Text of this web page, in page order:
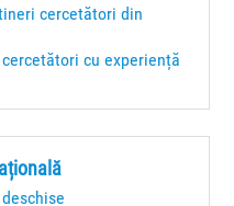
cercetători din
cu experiență